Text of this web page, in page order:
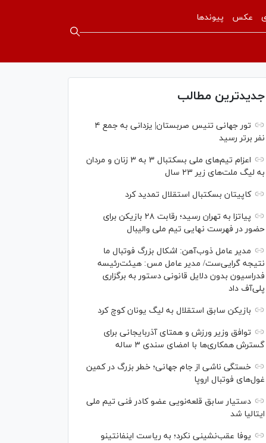
عکس پیوندها
جدیدترین مطالب
تور جهانی تنیس صربستان| یزدانی به جمع ۴
نفر برتر رسید
اعزام تیم‌های ملی بسکتبال ۳ به ۳ زنان و مردان
به لیگ ملت‌های زیر ۲۳ سال
کاپیتان بسکتبال استقلال تمدید کرد
پیاتزا به تهران رسید؛ رقابت ۲۸ بازیکن برای
حضور در فهرست نهایی تیم ملی والیبال
مدیر عامل ذوب‌آهن: اشکال بزرگ فوتبال ما
نتیجه گرایی‌ست/ مدیر عامل مس: هیئت‌رئیسه
فدراسیون بدون دلایل قانونی دستور به برگزاری
پلی‌آف داد
بازیکن سابق استقلال به لیگ یونان کوچ کرد
توافق وزیر ورزش و همتای آذربایجانی برای
گسترش همکاری‌ها با امضای سندی ۳ ساله
خستگی ناشی از جام جهانی؛ خطر بزرگ در کمین
غول‌های فوتبال اروپا
دستیار سابق قلعه‌نویی عضو کادر فنی تیم ملی
ایتالیا شد
یوفا عقب‌نشینی نکرد؛ به ریاست اینفانتینو